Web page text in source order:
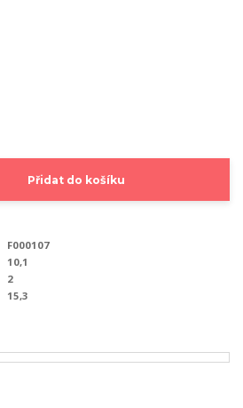
Přidat do košíku
F000107
10,1
2
15,3